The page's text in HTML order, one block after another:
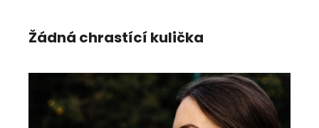
Žádná chrastící kulička